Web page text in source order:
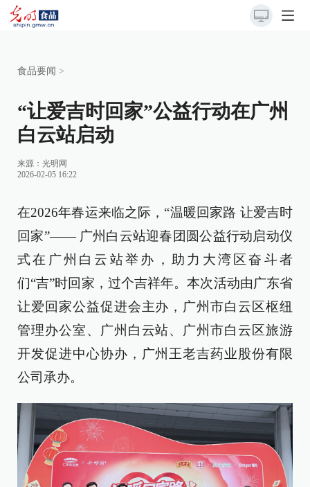
食品要闻 >
“让爱吉时回家”公益行动在广州
白云站启动
来源：光明网
2026-02-05 16:22
在2026年春运来临之际，“温暖回家路 让爱吉时
回家”—— 广州白云站迎春团圆公益行动启动仪
式在广州白云站举办，助力大湾区奋斗者
们“吉”时回家，过个吉祥年。本次活动由广东省
让爱回家公益促进会主办，广州市白云区枢纽
管理办公室、广州白云站、广州市白云区旅游
开发促进中心协办，广州王老吉药业股份有限
公司承办。